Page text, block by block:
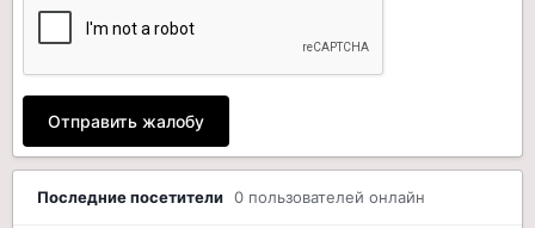
Отправить жалобу
Последние посетители 0 пользователей онлайн